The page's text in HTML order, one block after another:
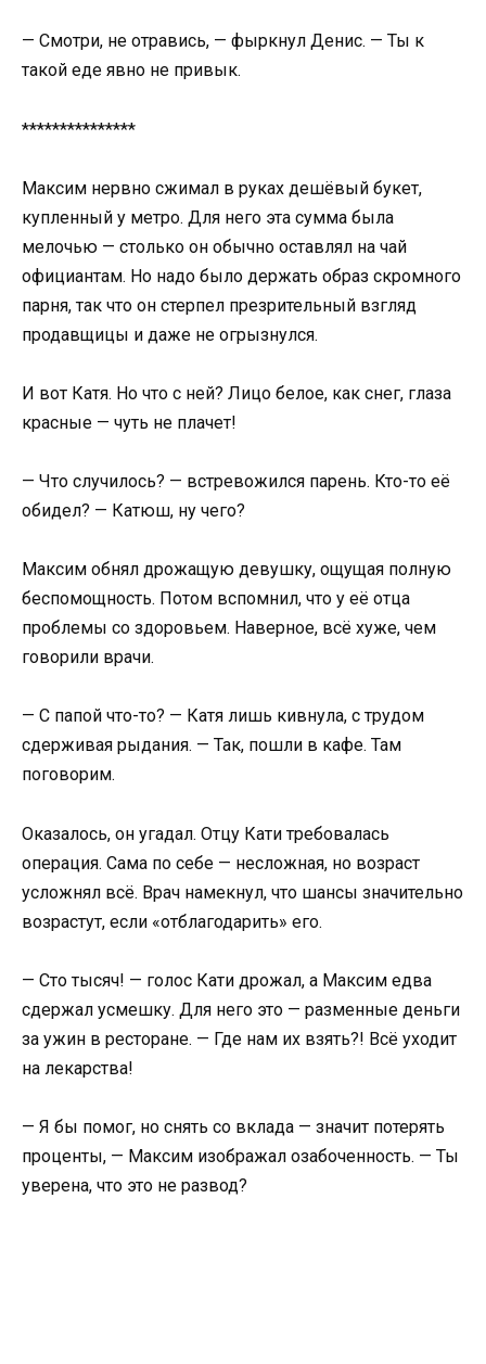
— Смотри, не отравись, — фыркнул Денис. — Ты к
такой еде явно не привык.
***************
Максим нервно сжимал в руках дешёвый букет,
купленный у метро. Для него эта сумма была
мелочью — столько он обычно оставлял на чай
официантам. Но надо было держать образ скромного
парня, так что он стерпел презрительный взгляд
продавщицы и даже не огрызнулся.
И вот Катя. Но что с ней? Лицо белое, как снег, глаза
красные — чуть не плачет!
— Что случилось? — встревожился парень. Кто-то её
обидел? — Катюш, ну чего?
Максим обнял дрожащую девушку, ощущая полную
беспомощность. Потом вспомнил, что у её отца
проблемы со здоровьем. Наверное, всё хуже, чем
говорили врачи.
— С папой что-то? — Катя лишь кивнула, с трудом
сдерживая рыдания. — Так, пошли в кафе. Там
поговорим.
Оказалось, он угадал. Отцу Кати требовалась
операция. Сама по себе — несложная, но возраст
усложнял всё. Врач намекнул, что шансы значительно
возрастут, если «отблагодарить» его.
— Сто тысяч! — голос Кати дрожал, а Максим едва
сдержал усмешку. Для него это — разменные деньги
за ужин в ресторане. — Где нам их взять?! Всё уходит
на лекарства!
— Я бы помог, но снять со вклада — значит потерять
проценты, — Максим изображал озабоченность. — Ты
уверена, что это не развод?